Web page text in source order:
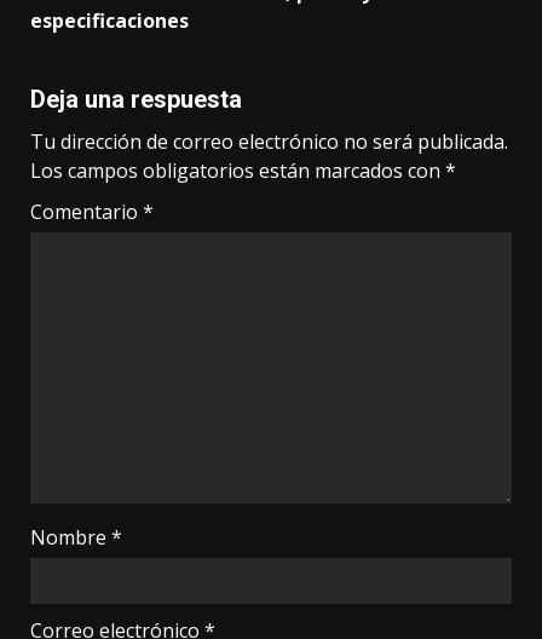
especificaciones
Deja una respuesta
Tu dirección de correo electrónico no será publicada.
Los campos obligatorios están marcados con *
Comentario *
Nombre *
Correo electrónico *